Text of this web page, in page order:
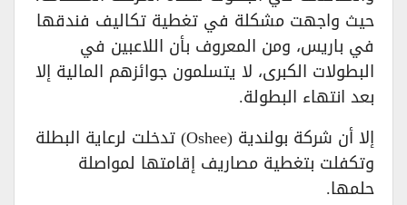
حيث واجهت مشكلة في تغطية تكاليف فندقها
في باريس، ومن المعروف بأن اللاعبين في
البطولات الكبرى، لا يتسلمون جوائزهم المالية إلا
بعد انتهاء البطولة.
إلا أن شركة بولندية (Oshee) تدخلت لرعاية البطلة
وتكفلت بتغطية مصاريف إقامتها لمواصلة
حلمها.